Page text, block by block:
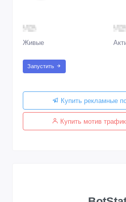
Живые
Запустить
Купить рекламные
Купить мотив